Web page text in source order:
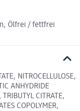
Ölfrei / fettfrei
NITROCELLULOSE,
ANHYDRIDE
CITRATE,
COPOLYMER,